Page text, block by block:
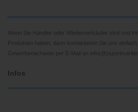
Wenn Sie Händler oder Wiederverkäufer sind und
Produkten haben, dann kontaktieren Sie uns einfach
Gewerbenachweis per E-Mail an
Infos